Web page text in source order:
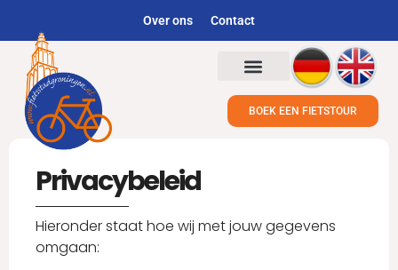
Over ons Contact
BOEK EEN FIETSTOUR
Privacybeleid
Hieronder staat hoe wij met jouw gegevens
omgaan: